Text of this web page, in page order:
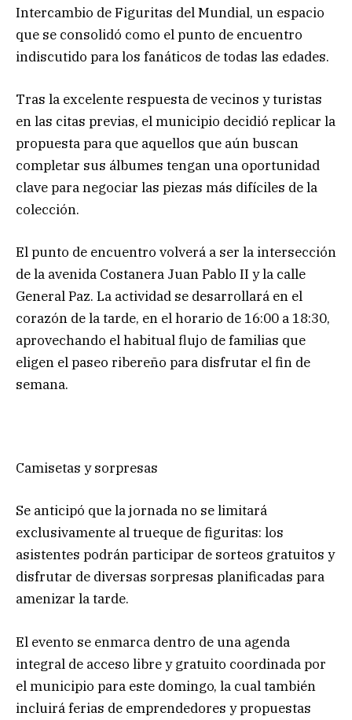
Intercambio de Figuritas del Mundial, un espacio
que se consolidó como el punto de encuentro
indiscutido para los fanáticos de todas las edades.
Tras la excelente respuesta de vecinos y turistas
en las citas previas, el municipio decidió replicar la
propuesta para que aquellos que aún buscan
completar sus álbumes tengan una oportunidad
clave para negociar las piezas más difíciles de la
colección.
El punto de encuentro volverá a ser la intersección
de la avenida Costanera Juan Pablo II y la calle
General Paz. La actividad se desarrollará en el
corazón de la tarde, en el horario de 16:00 a 18:30,
aprovechando el habitual flujo de familias que
eligen el paseo ribereño para disfrutar el fin de
semana.
Camisetas y sorpresas
Se anticipó que la jornada no se limitará
exclusivamente al trueque de figuritas: los
asistentes podrán participar de sorteos gratuitos y
disfrutar de diversas sorpresas planificadas para
amenizar la tarde.
El evento se enmarca dentro de una agenda
integral de acceso libre y gratuito coordinada por
el municipio para este domingo, la cual también
incluirá ferias de emprendedores y propuestas